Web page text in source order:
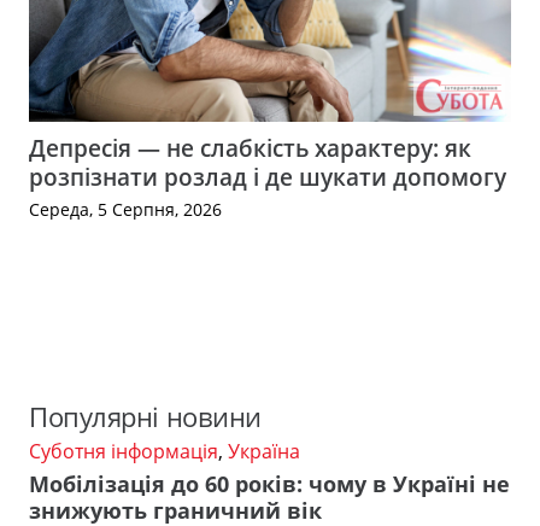
Депресія — не слабкість характеру: як
розпізнати розлад і де шукати допомогу
Середа, 5 Серпня, 2026
Популярні новини
Суботня інформація, Україна
Мобілізація до 60 років: чому в Україні не
знижують граничний вік